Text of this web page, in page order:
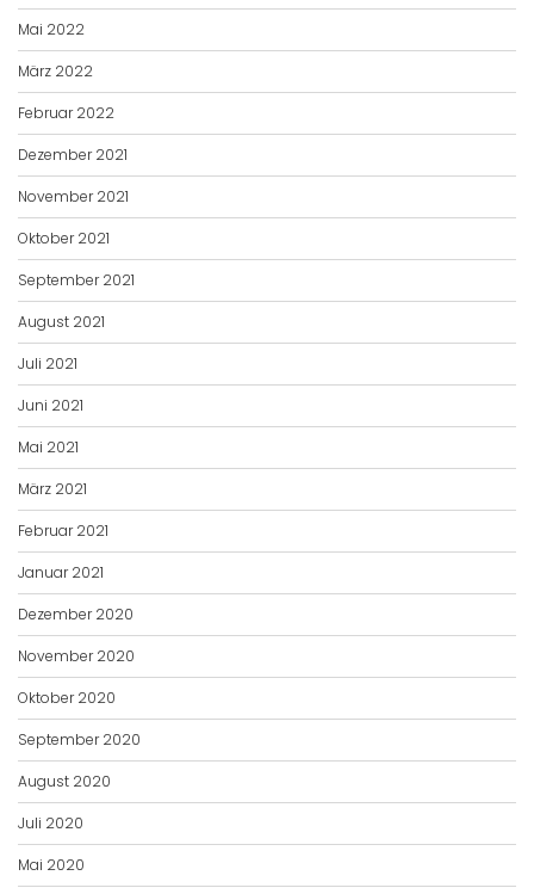
Mai 2022
März 2022
Februar 2022
Dezember 2021
November 2021
Oktober 2021
September 2021
August 2021
Juli 2021
Juni 2021
Mai 2021
März 2021
Februar 2021
Januar 2021
Dezember 2020
November 2020
Oktober 2020
September 2020
August 2020
Juli 2020
Mai 2020